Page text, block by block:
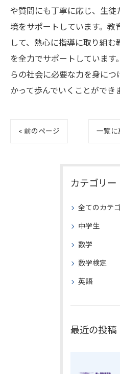
や質問にも丁寧に応じ、生
境をサポートしています。教
して、熱心に指導に取り組
を全力でサポートしています
らの社会に必要な力を身につ
かって歩んでいくことができ
< 前のページ 一覧に
カテゴリー
全てのカテ
中学生
数学
数学検定
英語
最近の投稿